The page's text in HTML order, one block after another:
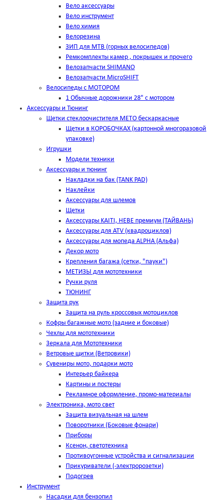
Вело аксессуары
Вело инструмент
Вело химия
Велорезина
ЗИП для MTB (горных велосипедов)
Ремкомплекты камер , покрышек и прочего
Велозапчасти SHIMANO
Велозапчасти MicroSHIFT
Велосипеды с МОТОРОМ
1 Обычные дорожники 28" с мотором
Аксессуары и Тюнинг
Щетки стеклоочистителя METO бескаркасные
Щетки в КОРОБОЧКАХ (картонной многоразовой
упаковке)
Игрушки
Модели техники
Аксессуары и тюнинг
Накладки на бак (TANK PAD)
Наклейки
Аксессуары для шлемов
Щетки
Аксессуары KAITI, HEBE премиум (ТАЙВАНЬ)
Аксессуары для ATV (квадроциклов)
Аксессуары для мопеда ALPHA (Альфа)
Декор мото
Крепления багажа (сетки, "пауки")
МЕТИЗЫ для мототехники
Ручки руля
ТЮНИНГ
Защита рук
Защита на руль кроссовых мотоциклов
Кофры багажные мото (задние и боковые)
Чехлы для мототехники
Зеркала для Мототехники
Ветровые щитки (Ветровики)
Сувениры мото, подарки мото
Интерьер байкера
Картины и постеры
Рекламное оформление, промо-материалы
Электроника, мото свет
Защита визуальная на шлем
Поворотники (Боковые фонари)
Приборы
Ксенон, светотехника
Противоугонные устройства и сигнализации
Прикуриватели (-электророзетки)
Подогрев
Инструмент
Насадки для бензопил